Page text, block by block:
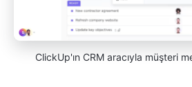
ClickUp'ın CRM aracıyla müşteri